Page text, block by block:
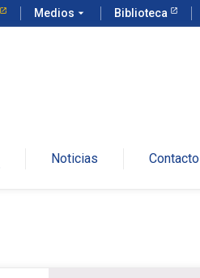
Medios arrow_drop_down Biblioteca
Noticias Contacto